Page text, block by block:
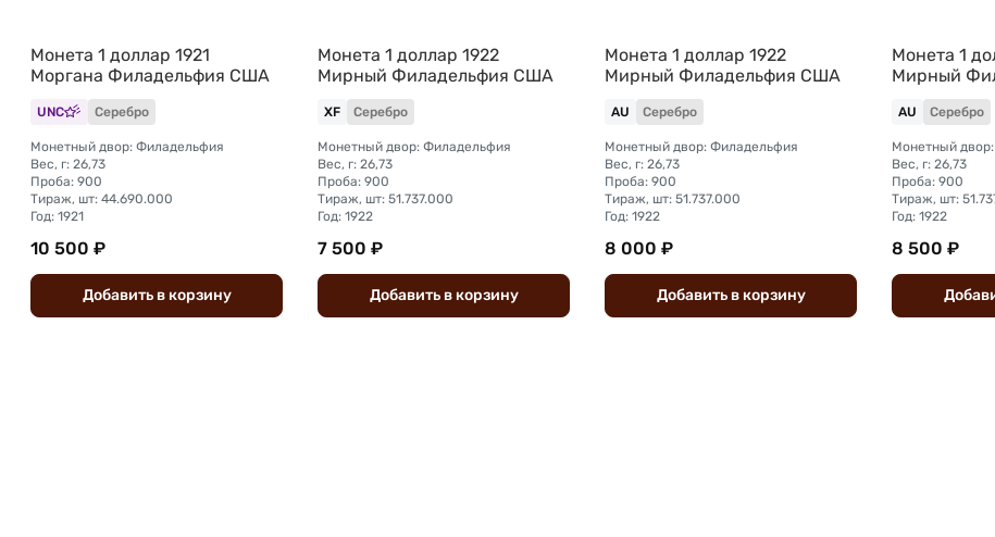
Монета 1 доллар 1921
Моргана Филадельфия США
UNC Серебро
Монетный двор: Филадельфия
Вес, г: 26,73
Проба: 900
Тираж, шт: 44.690.000
Год: 1921
10 500 ₽
Добавить вкорзину
Монета 1 доллар 1922
Мирный Филадельфия США
XF Серебро
Монетный двор: Филадельфия
Вес, г: 26,73
Проба: 900
Тираж, шт: 51.737.000
Год: 1922
7 500 ₽
Добавить вкорзину
Монета 1 доллар 1922
Мирный Филадельфия США
AU Серебро
Монетный двор: Филадельфия
Вес, г: 26,73
Проба: 900
Тираж, шт: 51.737.000
Год: 1922
8 000 ₽
Добавить вкорзину
Монета 1
Мирный
AU Серебро
Монетный
Вес, г: 26,73
Проба: 900
Тираж, шт:
Год: 1922
8 500 ₽